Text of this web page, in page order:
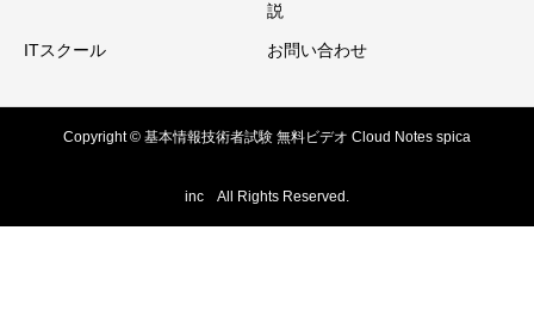
説
ITスクール お問い合わせ
Copyright © 基本情報技術者試験 無料ビデオ Cloud Notes spica
inc All Rights Reserved.